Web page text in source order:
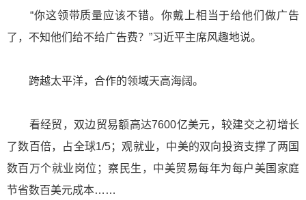
“你这领带质量应该不错。你戴上相当于给他们做广告
了，不知他们给不给广告费？”习近平主席风趣地说。
跨越太平洋，合作的领域天高海阔。
看经贸，双边贸易额高达7600亿美元，较建交之初增长
了数百倍，占全球1/5；观就业，中美的双向投资支撑了两国
数百万个就业岗位；察民生，中美贸易每年为每户美国家庭
节省数百美元成本……